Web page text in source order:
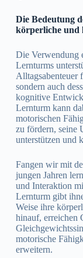
Die Bedeutung
körperliche und
Die Verwendung
Lernturms
Alltagsabenteuer
sondern auch
kognitive
Lernturm kann
motorischen
zu fördern, seine
unterstützen und
Fangen wir mit
jungen Jahren
und Interaktion
Lernturm gibt
Weise ihre
hinauf, erreichen
motorische
erweitern.